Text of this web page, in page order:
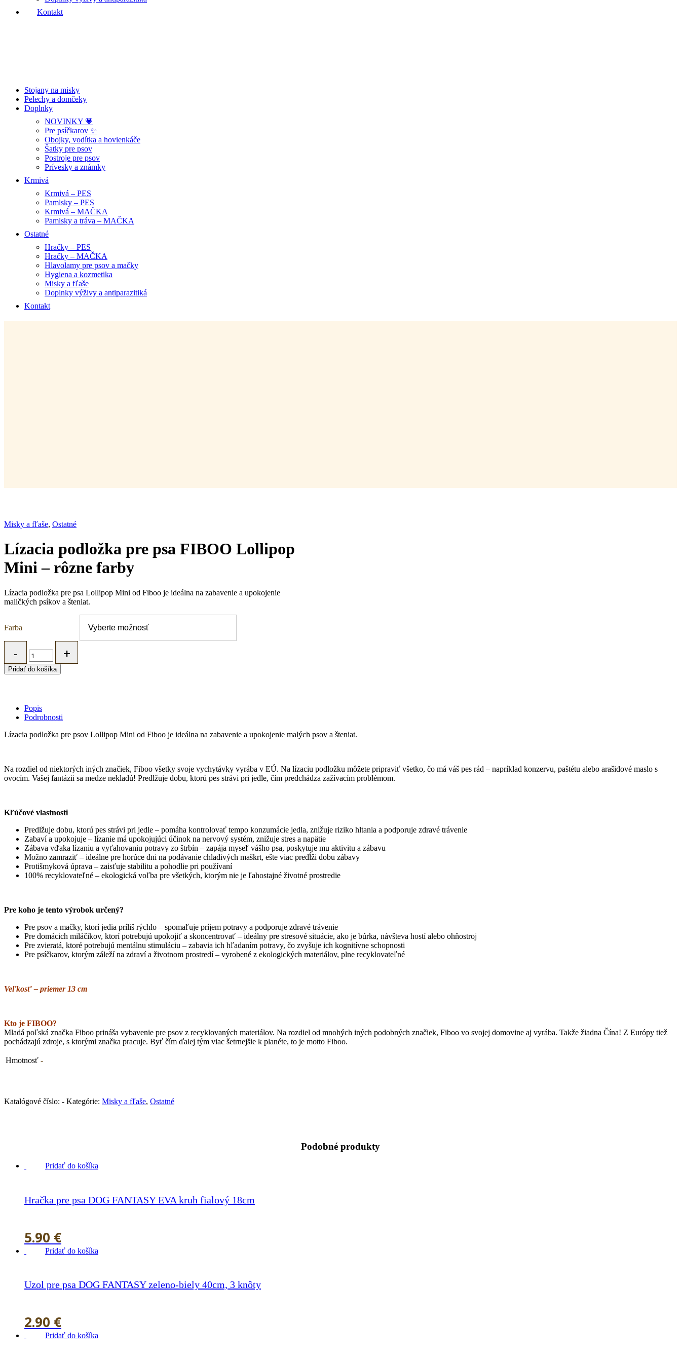
Kontakt
Stojany na misky
Pelechy a domčeky
Doplnky
NOVINKY 💗
Pre psíčkarov ✨
Obojky, vodítka a hovienkáče
Šatky pre psov
Postroje pre psov
Prívesky a známky
Krmivá
Krmivá – PES
Pamlsky – PES
Krmivá – MAČKA
Pamlsky a tráva – MAČKA
Ostatné
Hračky – PES
Hračky – MAČKA
Hlavolamy pre psov a mačky
Hygiena a kozmetika
Misky a fľaše
Doplnky výživy a antiparazitiká
Kontakt
Misky a fľaše, Ostatné
Lízacia podložka pre psa FIBOO Lollipop
Mini – rôzne farby
Lízacia podložka pre psa Lollipop Mini od Fiboo je ideálna na zabavenie a upokojenie
maličkých psíkov a šteniat.
Farba
podložka
pre
psa
rôzne
quantity
Pridať do košíka
Popis
Podrobnosti
Lízacia podložka pre psov Lollipop Mini od Fiboo je ideálna na zabavenie a upokojenie malých psov a šteniat.
Na rozdiel od niektorých iných značiek, Fiboo všetky svoje vychytávky vyrába v EÚ. Na lízaciu podložku môžete pripraviť všetko, čo má váš pes rád – napríklad konzervu, paštétu alebo arašidové maslo s
ovocím. Vašej fantázii sa medze nekladú! Predlžuje dobu, ktorú pes strávi pri jedle, čím predchádza zažívacím problémom.
Kľúčové vlastnosti
Predlžuje dobu, ktorú pes strávi pri jedle – pomáha kontrolovať tempo konzumácie jedla, znižuje riziko hltania a podporuje zdravé trávenie
Zabaví a upokojuje – lízanie má upokojujúci účinok na nervový systém, znižuje stres a napätie
Zábava vďaka lízaniu a vyťahovaniu potravy zo štrbín – zapája myseľ vášho psa, poskytuje mu aktivitu a zábavu
Možno zamraziť – ideálne pre horúce dni na podávanie chladivých maškrt, ešte viac predĺži dobu zábavy
Protišmyková úprava – zaisťuje stabilitu a pohodlie pri používaní
100% recyklovateľné – ekologická voľba pre všetkých, ktorým nie je ľahostajné životné prostredie
Pre koho je tento výrobok určený?
Pre psov a mačky, ktorí jedia príliš rýchlo – spomaľuje príjem potravy a podporuje zdravé trávenie
Pre domácich miláčikov, ktorí potrebujú upokojiť a skoncentrovať – ​​ideálny pre stresové situácie, ako je búrka, návšteva hostí alebo ohňostroj
Pre zvieratá, ktoré potrebujú mentálnu stimuláciu – zabavia ich hľadaním potravy, čo zvyšuje ich kognitívne schopnosti
Pre psíčkarov, ktorým záleží na zdraví a životnom prostredí – vyrobené z ekologických materiálov, plne recyklovateľné
Veľkosť – priemer 13 cm
Kto je FIBOO?
Mladá poľská značka Fiboo prináša vybavenie pre psov z recyklovaných materiálov. Na rozdiel od mnohých iných podobných značiek, Fiboo vo svojej domovine aj vyrába. Takže žiadna Čína! Z Európy tiež
pochádzajú zdroje, s ktorými značka pracuje. Byť čím ďalej tým viac šetrnejšie k planéte, to je motto Fiboo.
Hmotnosť -
Katalógové číslo: - Kategórie: Misky a fľaše, Ostatné
Podobné produkty
Pridať do košíka
Hračka pre psa DOG FANTASY EVA kruh fialový 18cm
5.90 €
Pridať do košíka
Uzol pre psa DOG FANTASY zeleno-biely 40cm, 3 knôty
2.90 €
Pridať do košíka